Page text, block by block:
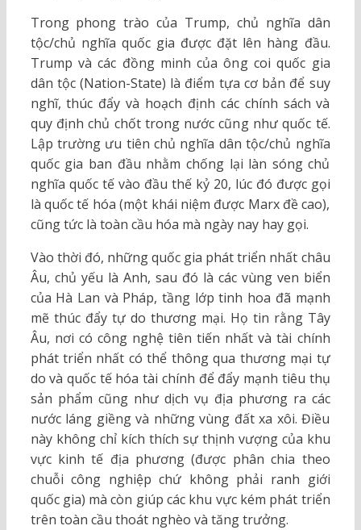
Trong phong trào của Trump, chủ nghĩa dân
tộc/chủ nghĩa quốc gia được đặt lên hàng đầu.
Trump và các đồng minh của ông coi quốc gia
dân tộc (Nation-State) là điểm tựa cơ bản để suy
nghĩ, thúc đẩy và hoạch định các chính sách và
quy định chủ chốt trong nước cũng như quốc tế.
Lập trường ưu tiên chủ nghĩa dân tộc/chủ nghĩa
quốc gia ban đầu nhằm chống lại làn sóng chủ
nghĩa quốc tế vào đầu thế kỷ 20, lúc đó được gọi
là quốc tế hóa (một khái niệm được Marx đề cao),
cũng tức là toàn cầu hóa mà ngày nay hay gọi.
Vào thời đó, những quốc gia phát triển nhất châu
Âu, chủ yếu là Anh, sau đó là các vùng ven biển
của Hà Lan và Pháp, tầng lớp tinh hoa đã mạnh
mẽ thúc đẩy tự do thương mại. Họ tin rằng Tây
Âu, nơi có công nghệ tiên tiến nhất và tài chính
phát triển nhất có thể thông qua thương mại tự
do và quốc tế hóa tài chính để đẩy mạnh tiêu thụ
sản phẩm cũng như dịch vụ địa phương ra các
nước láng giềng và những vùng đất xa xôi. Điều
này không chỉ kích thích sự thịnh vượng của khu
vực kinh tế địa phương (được phân chia theo
chuỗi công nghiệp chứ không phải ranh giới
quốc gia) mà còn giúp các khu vực kém phát triển
trên toàn cầu thoát nghèo và tăng trưởng.